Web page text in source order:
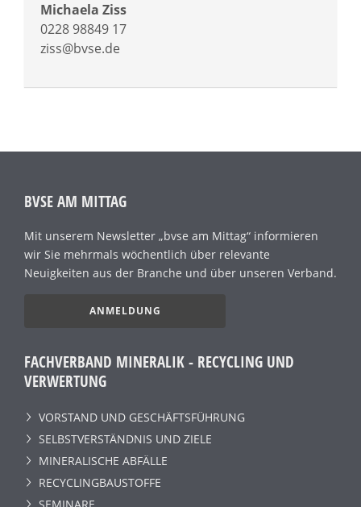
Michaela Ziss
0228 98849 17
ziss@bvse.de
BVSE AM MITTAG
Mit unserem Newsletter „bvse am Mittag“ informieren
wir Sie mehrmals wöchentlich über relevante
Neuigkeiten aus der Branche und über unseren Verband.
ANMELDUNG
FACHVERBAND MINERALIK - RECYCLING UND
VERWERTUNG
VORSTAND UND GESCHÄFTSFÜHRUNG
SELBSTVERSTÄNDNIS UND ZIELE
MINERALISCHE ABFÄLLE
RECYCLINGBAUSTOFFE
SEMINARE